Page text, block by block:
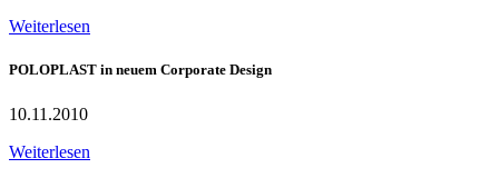
Weiterlesen
POLOPLAST in neuem Corporate Design
10.11.2010
Weiterlesen